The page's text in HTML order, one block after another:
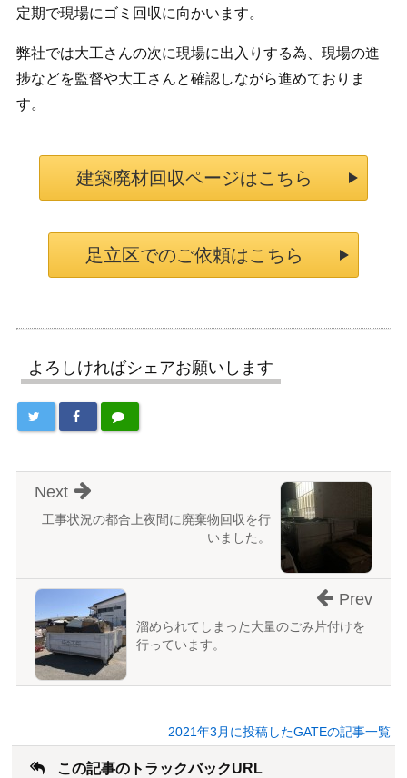
定期で現場にゴミ回収に向かいます。
弊社では大工さんの次に現場に出入りする為、現場の進
捗などを監督や大工さんと確認しながら進めておりま
す。
建築廃材回収ページはこちら
足立区でのご依頼はこちら
よろしければシェアお願いします
工事状況の都合上夜間に廃棄物回収を行
いました。
Next
溜められてしまった大量のごみ片付けを
行っています。
Prev
2021年3月に投稿したGATEの記事一覧
この記事のトラックバックURL